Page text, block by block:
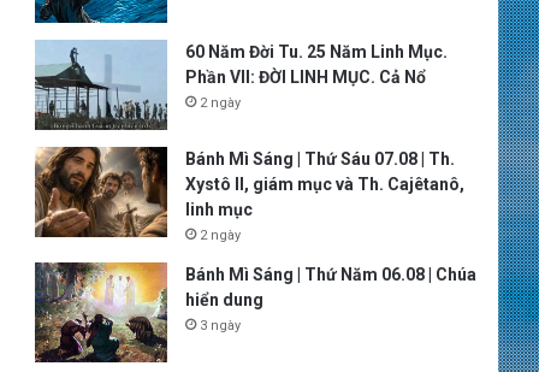
60 Năm Đời Tu. 25 Năm Linh Mục.
Phần VII: ĐỜI LINH MỤC. Cả Nổ
2 ngày
Bánh Mì Sáng | Thứ Sáu 07.08 | Th.
Xystô II, giám mục và Th. Cajêtanô,
linh mục
2 ngày
Bánh Mì Sáng | Thứ Năm 06.08 | Chúa
hiển dung
3 ngày